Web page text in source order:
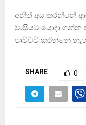
අනිත් අය කරන්නේ
වාසියට යොදා ගන්න
පාවිච්චි කරන්නේ
SHARE 0